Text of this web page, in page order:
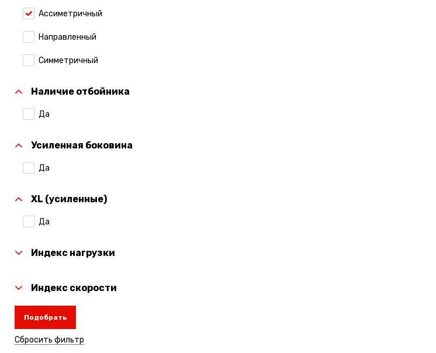
Ассиметричный
Направленный
Симметричный
Наличие отбойника
Да
Усиленная боковина
Да
XL (усиленные)
Да
Индекс нагрузки
Индекс скорости
Подобрать
Сбросить фильтр